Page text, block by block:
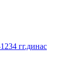
гг.динас